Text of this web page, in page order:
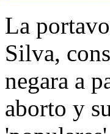
La
Silva,
negara a
aborto y